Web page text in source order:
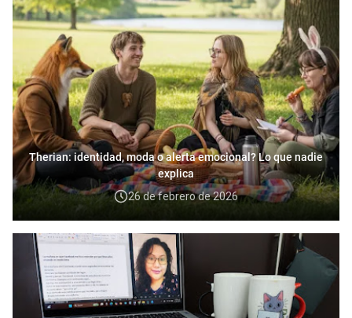
Therian: identidad, moda o alerta emocional? Lo que nadie
explica
26 de febrero de 2026